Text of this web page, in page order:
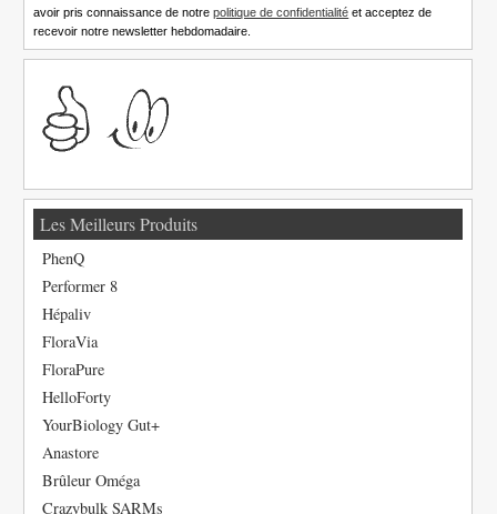
avoir pris connaissance de notrepolitique de confidentialité et acceptez de
recevoir notre newsletter hebdomadaire.
Les Meilleurs Produits
PhenQ
Performer 8
Hépaliv
FloraVia
FloraPure
HelloForty
YourBiology Gut+
Anastore
Brûleur Oméga
Crazybulk SARMs